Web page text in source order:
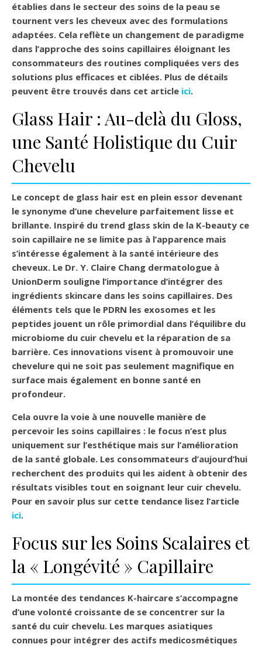
établies dans le secteur des soins de la peau se
tournent vers les cheveux avec des formulations
adaptées. Cela reflète un changement de paradigme
dans l’approche des soins capillaires éloignant les
consommateurs des routines compliquées vers des
solutions plus efficaces et ciblées. Plus de détails
peuvent être trouvés dans cet article ici.
Glass Hair : Au-delà du Gloss,
une Santé Holistique du Cuir
Chevelu
Le concept de glass hair est en plein essor devenant
le synonyme d’une chevelure parfaitement lisse et
brillante. Inspiré du trend glass skin de la K-beauty ce
soin capillaire ne se limite pas à l’apparence mais
s’intéresse également à la santé intérieure des
cheveux. Le Dr. Y. Claire Chang dermatologue à
UnionDerm souligne l’importance d’intégrer des
ingrédients skincare dans les soins capillaires. Des
éléments tels que le PDRN les exosomes et les
peptides jouent un rôle primordial dans l’équilibre du
microbiome du cuir chevelu et la réparation de sa
barrière. Ces innovations visent à promouvoir une
chevelure qui ne soit pas seulement magnifique en
surface mais également en bonne santé en
profondeur.
Cela ouvre la voie à une nouvelle manière de
percevoir les soins capillaires : le focus n’est plus
uniquement sur l’esthétique mais sur l’amélioration
de la santé globale. Les consommateurs d’aujourd’hui
recherchent des produits qui les aident à obtenir des
résultats visibles tout en soignant leur cuir chevelu.
Pour en savoir plus sur cette tendance lisez l’article
ici.
Focus sur les Soins Scalaires et
la « Longévité » Capillaire
La montée des tendances K-haircare s’accompagne
d’une volonté croissante de se concentrer sur la
santé du cuir chevelu. Les marques asiatiques
connues pour intégrer des actifs medicosmétiques